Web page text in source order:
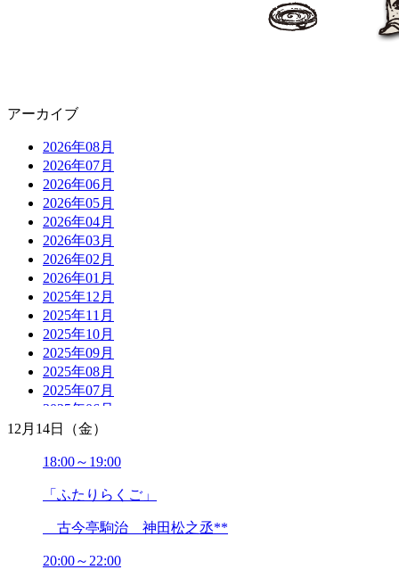
アーカイブ
2026年08月
2026年07月
2026年06月
2026年05月
2026年04月
2026年03月
2026年02月
2026年01月
2025年12月
2025年11月
2025年10月
2025年09月
2025年08月
2025年07月
2025年06月
2025年05月
2025年03月
2025年01月
2024年12月
2024年11月
2024年10月
12月14日（金）
18:00～19:00
「ふたりらくご」
古今亭駒治 神田松之丞**
20:00～22:00